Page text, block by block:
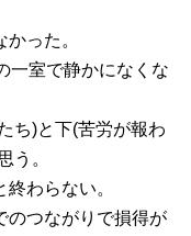
った。
一室で静かになくな
ち)と下(苦労が報わ
う。
わらない。
のつながりで損得が